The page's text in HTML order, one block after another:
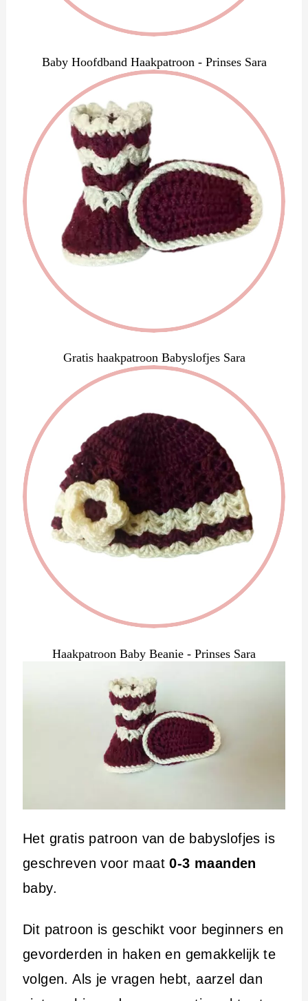
Baby Hoofdband Haakpatroon - Prinses Sara
Gratis haakpatroon Babyslofjes Sara
Haakpatroon Baby Beanie - Prinses Sara
Het gratis patroon van de babyslofjes is
geschreven voor maat0-3 maanden
baby.
Dit patroon is geschikt voor beginners en
gevorderden in haken en gemakkelijk te
volgen. Als je vragen hebt, aarzel dan